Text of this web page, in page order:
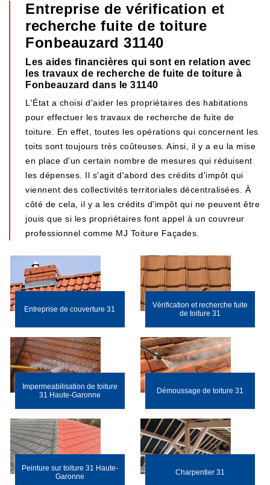
Entreprise de vérification et
recherche fuite de toiture
Fonbeauzard 31140
Les aides financières qui sont en relation avec
les travaux de recherche de fuite de toiture à
Fonbeauzard dans le 31140
L'État a choisi d'aider les propriétaires des habitations
pour effectuer les travaux de recherche de fuite de
toiture. En effet, toutes les opérations qui concernent les
toits sont toujours très coûteuses. Ainsi, il y a eu la mise
en place d'un certain nombre de mesures qui réduisent
les dépenses. Il s'agit d'abord des crédits d'impôt qui
viennent des collectivités territoriales décentralisées. À
côté de cela, il y a les crédits d'impôt qui ne peuvent être
jouis que si les propriétaires font appel à un couvreur
professionnel comme MJ Toiture Façades.
Entreprise de couverture 31
Vérification et recherche fuite
de toiture 31
Impermeabilisation de toiture
31 Haute-Garonne
Démoussage de toiture 31
Peinture sur toiture 31 Haute-
Garonne
Charpentier 31